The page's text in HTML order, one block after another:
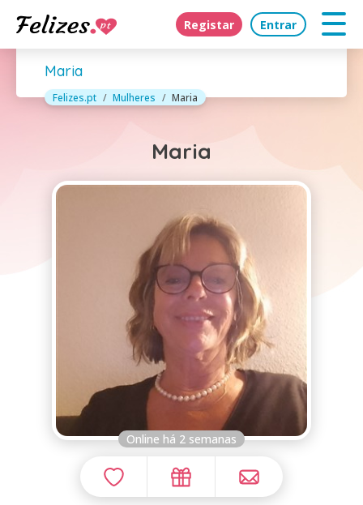
Registar Entrar
Maria
Felizes.pt Mulheres Maria
Maria
Online há 2 semanas